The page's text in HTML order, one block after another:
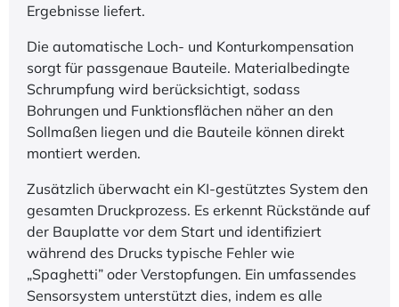
Ergebnisse liefert.
Die automatische Loch- und Konturkompensation
sorgt für passgenaue Bauteile. Materialbedingte
Schrumpfung wird berücksichtigt, sodass
Bohrungen und Funktionsflächen näher an den
Sollmaßen liegen und die Bauteile können direkt
montiert werden.
Zusätzlich überwacht ein KI-gestütztes System den
gesamten Druckprozess. Es erkennt Rückstände auf
der Bauplatte vor dem Start und identifiziert
während des Drucks typische Fehler wie
„Spaghetti” oder Verstopfungen. Ein umfassendes
Sensorsystem unterstützt dies, indem es alle